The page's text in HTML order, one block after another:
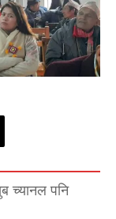
च्यानल पनि